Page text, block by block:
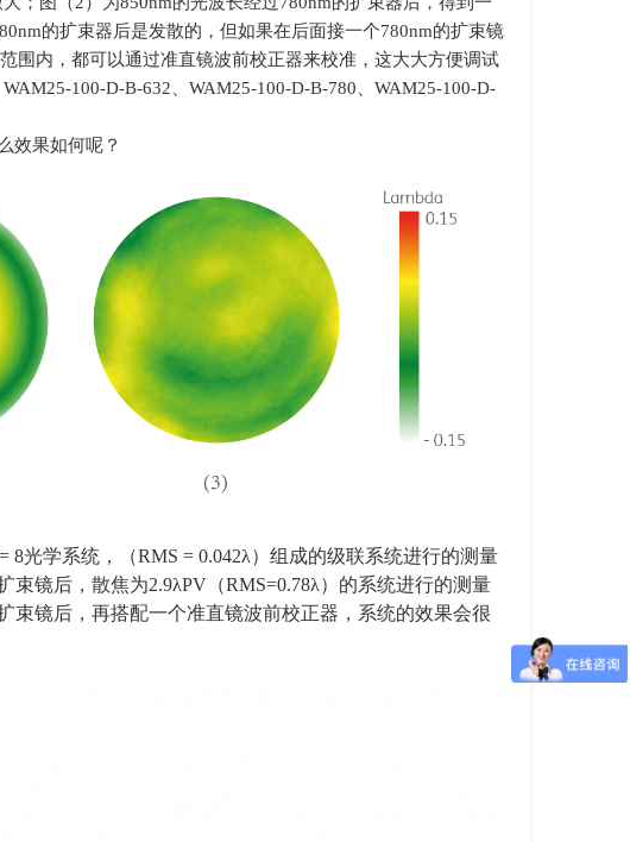
的扩束器后是发散的，但如果在后面接一个780nm的扩束镜
围内，都可以通过准直镜波前校正器来校准，这大大方便调试
WAM25-100-D-B-632 WAM25-100-D-B-780
WAM25-100-D-
效果如何呢？
8光学系统，（RMS = 0.042λ）组成的级联系统进行的测量
束镜后，散焦为2.9λPV （RMS=0.78λ）的系统进行的测量
束镜后，再搭配一个准直镜波前校正器，系统的效果会很